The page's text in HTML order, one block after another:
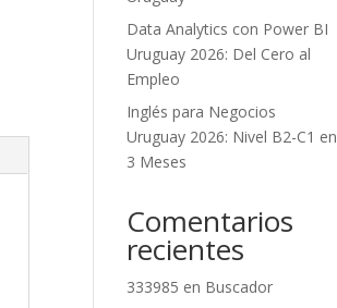
Data Analytics con Power BI
Uruguay 2026: Del Cero al
Empleo
Inglés para Negocios
Uruguay 2026: Nivel B2-C1 en
3 Meses
Comentarios
recientes
333985 en Buscador